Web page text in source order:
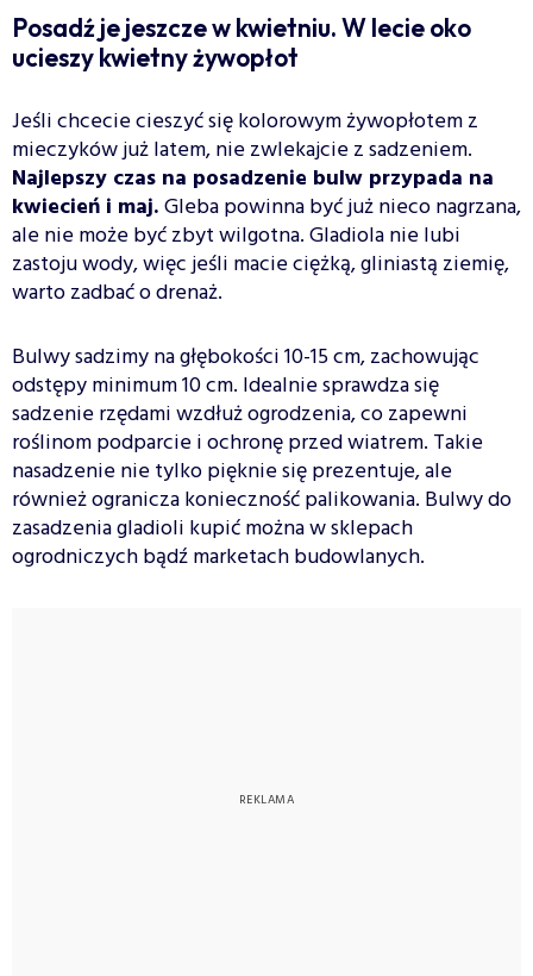
Posadź je jeszcze w kwietniu. W lecie oko
ucieszy kwietny żywopłot
Jeśli chcecie cieszyć się kolorowym żywopłotem z
mieczyków już latem, nie zwlekajcie z sadzeniem.
Najlepszy czas na posadzenie bulw przypada na
kwiecień i maj.Gleba powinna być już nieco nagrzana,
ale nie może być zbyt wilgotna. Gladiola nie lubi
zastoju wody, więc jeśli macie ciężką, gliniastą ziemię,
warto zadbać o drenaż.
Bulwy sadzimy na głębokości 10-15 cm, zachowując
odstępy minimum 10 cm. Idealnie sprawdza się
sadzenie rzędami wzdłuż ogrodzenia, co zapewni
roślinom podparcie i ochronę przed wiatrem. Takie
nasadzenie nie tylko pięknie się prezentuje, ale
również ogranicza konieczność palikowania. Bulwy do
zasadzenia gladioli kupić można w sklepach
ogrodniczych bądź marketach budowlanych.